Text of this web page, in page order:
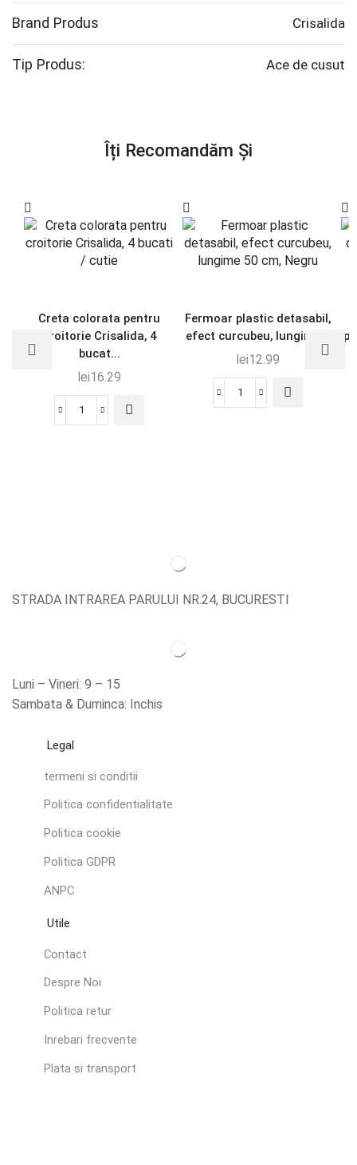
Brand Produs Crisalida
Tip Produs: Ace de cusut
Îți Recomandăm Și
Creta colorata pentru
croitorie Crisalida, 4
bucat...
lei16.29
Fermoar plastic detasabil,
efect curcubeu, lungime...
lei12.99
STRADA INTRAREA PARULUI NR.24, BUCURESTI
Luni – Vineri: 9 – 15
Sambata & Duminca: Inchis
Legal
termeni si conditii
Politica confidentialitate
Politica cookie
Politica GDPR
ANPC
Utile
Contact
Despre Noi
Politica retur
Inrebari frecvente
Plata si transport